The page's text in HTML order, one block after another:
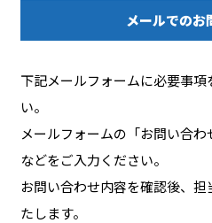
メールでのお
下記メールフォームに必要事
い。
メールフォームの「お問い合
などをご入力ください。
お問い合わせ内容を確認後、
たします。